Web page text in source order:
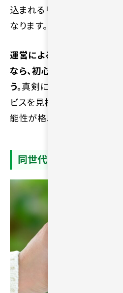
込まれるリスクがあり、余計
なります。
運営による監視体制やサポ
なら、初心者でも安心感をも
う。真剣にパートナーを探し
ビスを見極めることで、誠実
能性が格段に高まります。
同世代と出会いやすい環